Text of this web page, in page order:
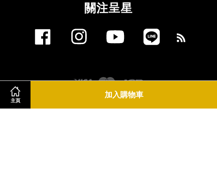
主頁
加入購物車
關注呈星
Facebook Instagram YouTube
Visa Master JCB